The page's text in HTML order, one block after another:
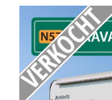
Export
Contact